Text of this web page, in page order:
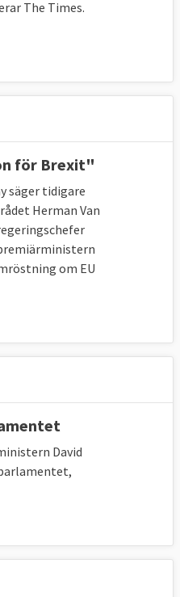
The Times.
för Brexit"
säger tidigare
Herman Van
om EU
David